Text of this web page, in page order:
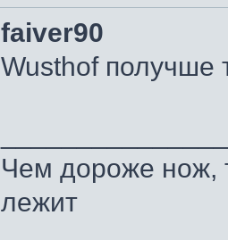
faiver90
Wusthof получше
Чем дороже нож,
лежит